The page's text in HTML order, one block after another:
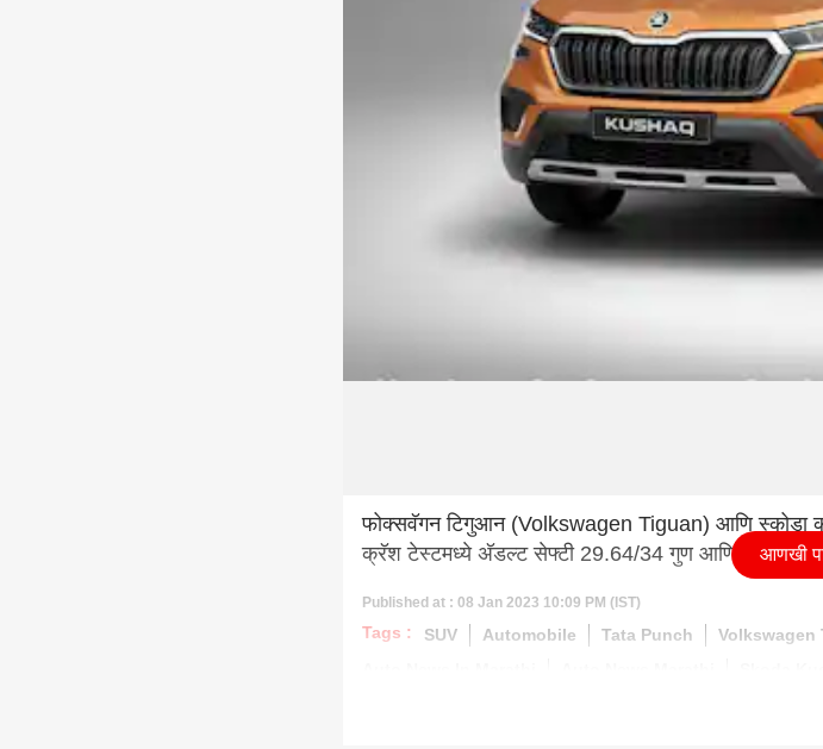
फोक्सवॅगन टिगुआन (Volkswagen Tiguan) आणि स्कोडा
क्रॅश टेस्टमध्ये अ‍ॅडल्ट सेफ्टी 29.64/34 गुण आणि चाईल्ड
Published at : 08 Jan 2023 10:09 PM (IST)
Tags : SUV Automobile Tata Punch Volkswagen
आणखी